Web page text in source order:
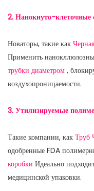
2. Нанокнуто-клеточные
Новаторы, такие как
Применить
трубки диаметром ,
воздухопроницаемости.
3. Утилизируемые
Такие компании, как Труб
одобренные FDA
коробки Идеально
медицинской упаковки.